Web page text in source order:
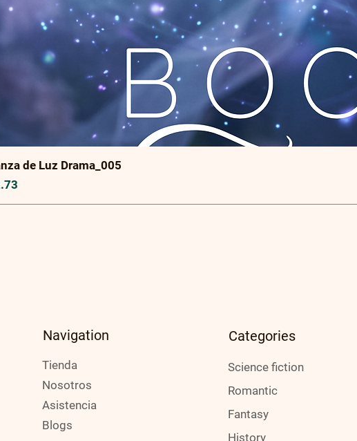
de Luz Drama_005
Navigation
Tienda
Nosotros
Asistencia
Blogs
Categories
Science fiction
Romantic
Fantasy
History